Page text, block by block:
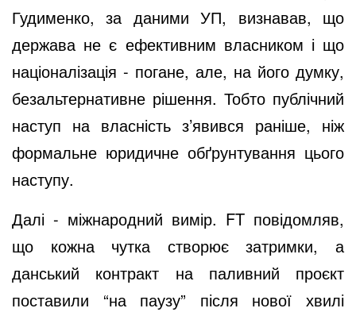
Гудименко, за даними УП, визнавав, що
держава не є ефективним власником і що
націоналізація - погане, але, на його думку,
безальтернативне рішення. Тобто публічний
наступ на власність з’явився раніше, ніж
формальне юридичне обґрунтування цього
наступу.
Далі - міжнародний вимір. FT повідомляв,
що кожна чутка створює затримки, а
данський контракт на паливний проєкт
поставили “на паузу” після нової хвилі